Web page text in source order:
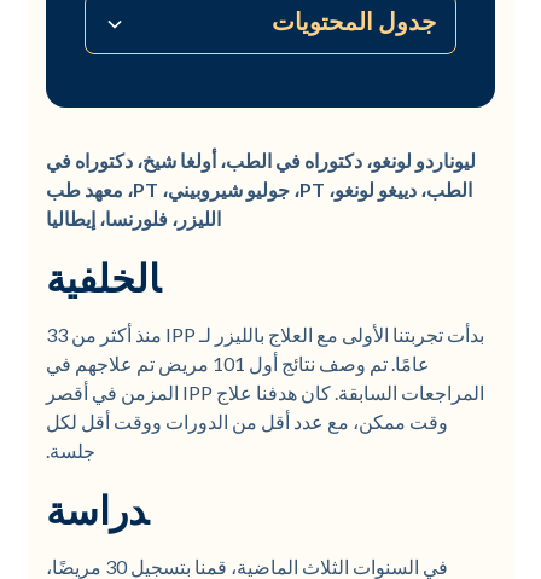
ليوناردو لونغو، دكتوراه في الطب، أولغا شيخ، دكتوراه في
الطب، دييغو لونغو، PT، جوليو شيروبيني، PT، معهد طب
الليزر، فلورنسا، إيطاليا
الخلفية
بدأت تجربتنا الأولى مع العلاج بالليزر لـ IPP منذ أكثر من 33
عامًا. تم وصف نتائج أول 101 مريض تم علاجهم في
المراجعات السابقة. كان هدفنا علاج IPP المزمن في أقصر
وقت ممكن، مع عدد أقل من الدورات ووقت أقل لكل
جلسة.
دراسة
في السنوات الثلاث الماضية، قمنا بتسجيل 30 مريضًا،
جدول المحتويات